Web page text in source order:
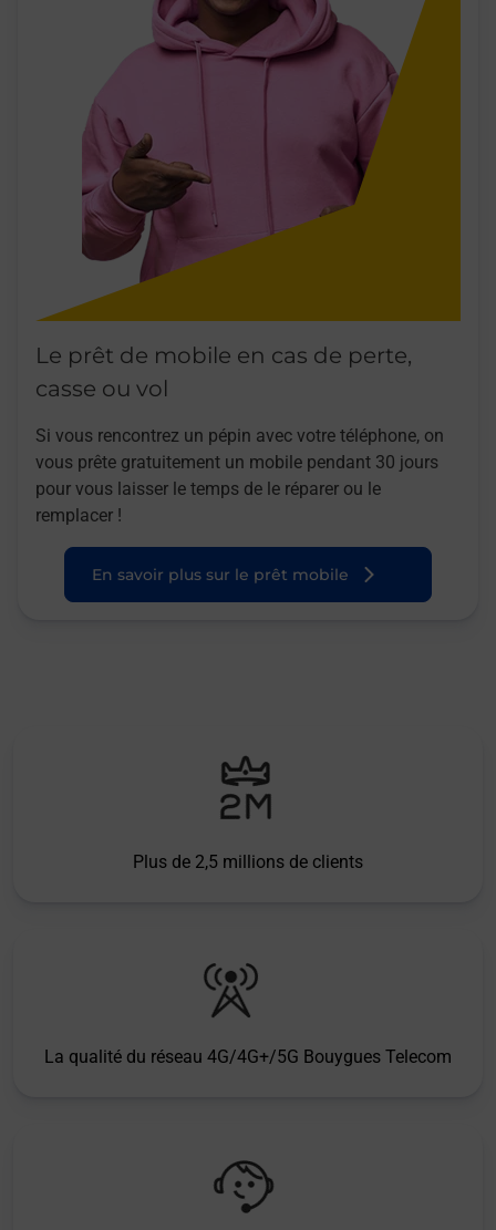
Le prêt de mobile en cas de perte,
casse ou vol
Si vous rencontrez un pépin avec votre téléphone, on
vous prête gratuitement un mobile pendant 30 jours
pour vous laisser le temps de le réparer ou le
remplacer !
En savoir plus sur le prêt mobile
Plus de 2,5 millions de clients
La qualité du réseau 4G/4G+/5G Bouygues Telecom